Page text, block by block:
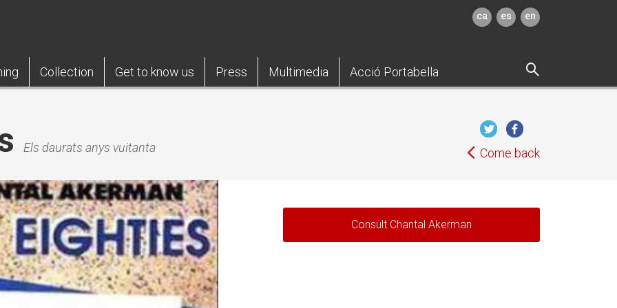
ca es en
Collection Get to know us Press Multimedia Acció Portabella
Els daurats anys vuitanta Come back
Consult Chantal Akerman